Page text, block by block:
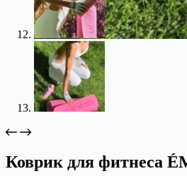
Коврик для фитнеса